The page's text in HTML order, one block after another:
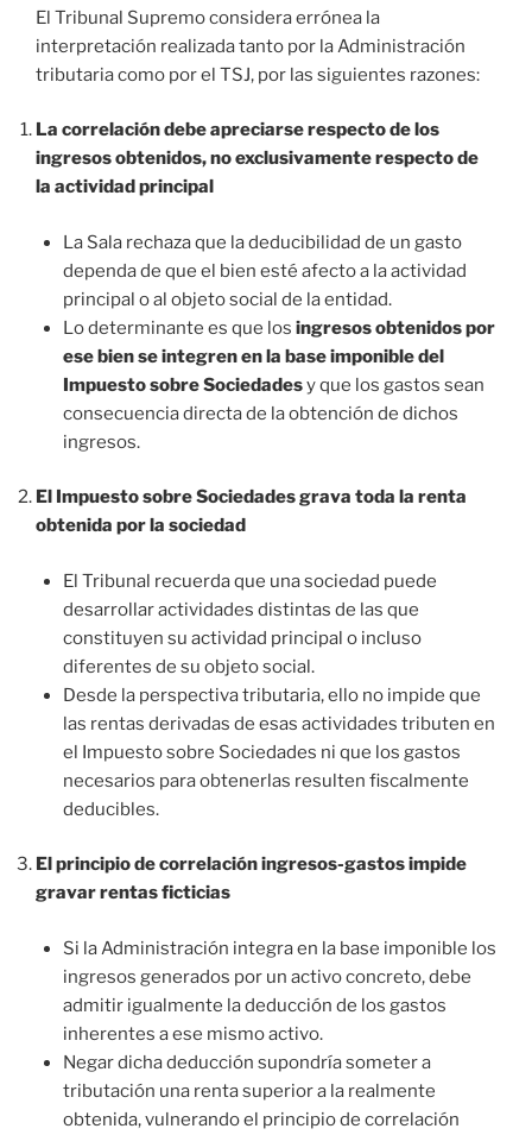
El Tribunal Supremo considera errónea la
interpretación realizada tanto por la Administración
tributaria como por el TSJ, por las siguientes razones:
La correlación debe apreciarse respecto de los
ingresos obtenidos, no exclusivamente respecto de
la actividad principal
La Sala rechaza que la deducibilidad de un gasto
dependa de que el bien esté afecto a la actividad
principal o al objeto social de la entidad.
Lo determinante es que los ingresos obtenidos por
ese bien se integren en la base imponible del
Impuesto sobre Sociedadesy que los gastos sean
consecuencia directa de la obtención de dichos
ingresos.
El Impuesto sobre Sociedades grava toda la renta
obtenida por la sociedad
El Tribunal recuerda que una sociedad puede
desarrollar actividades distintas de las que
constituyen su actividad principal o incluso
diferentes de su objeto social.
Desde la perspectiva tributaria, ello no impide que
las rentas derivadas de esas actividades tributen en
el Impuesto sobre Sociedades ni que los gastos
necesarios para obtenerlas resulten fiscalmente
deducibles.
El principio de correlación ingresos-gastos impide
gravar rentas ficticias
Si la Administración integra en la base imponible los
ingresos generados por un activo concreto, debe
admitir igualmente la deducción de los gastos
inherentes a ese mismo activo.
Negar dicha deducción supondría someter a
tributación una renta superior a la realmente
obtenida, vulnerando el principio de correlación